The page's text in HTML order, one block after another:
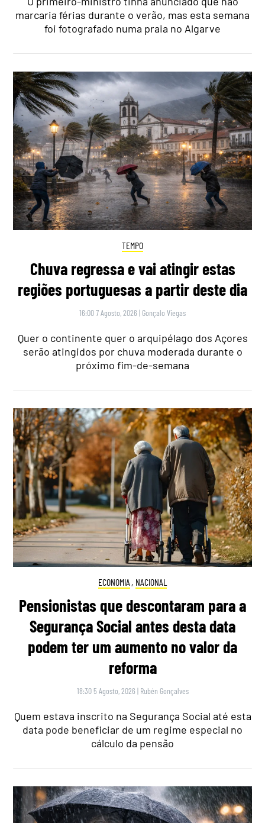
marcaria férias durante o verão, mas esta semana
foi fotografado numa praia no Algarve
TEMPO
Chuva regressa e vai atingir estas
regiões portuguesas a partir deste dia
16:00 7 Agosto, 2026 | Gonçalo Viegas
Quer o continente quer o arquipélago dos Açores
serão atingidos por chuva moderada durante o
próximo fim-de-semana
ECONOMIA , NACIONAL
Pensionistas que descontaram para a
Segurança Social antes desta data
podem ter um aumento no valor da
reforma
18:30 5 Agosto, 2026 | Rubén Gonçalves
Quem estava inscrito na Segurança Social até esta
data pode beneficiar de um regime especial no
cálculo da pensão